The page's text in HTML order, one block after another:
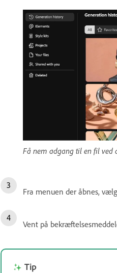
Få nem adgang til en fil ved
Fra menuen der åbnes, vælg
Vent på
Tip